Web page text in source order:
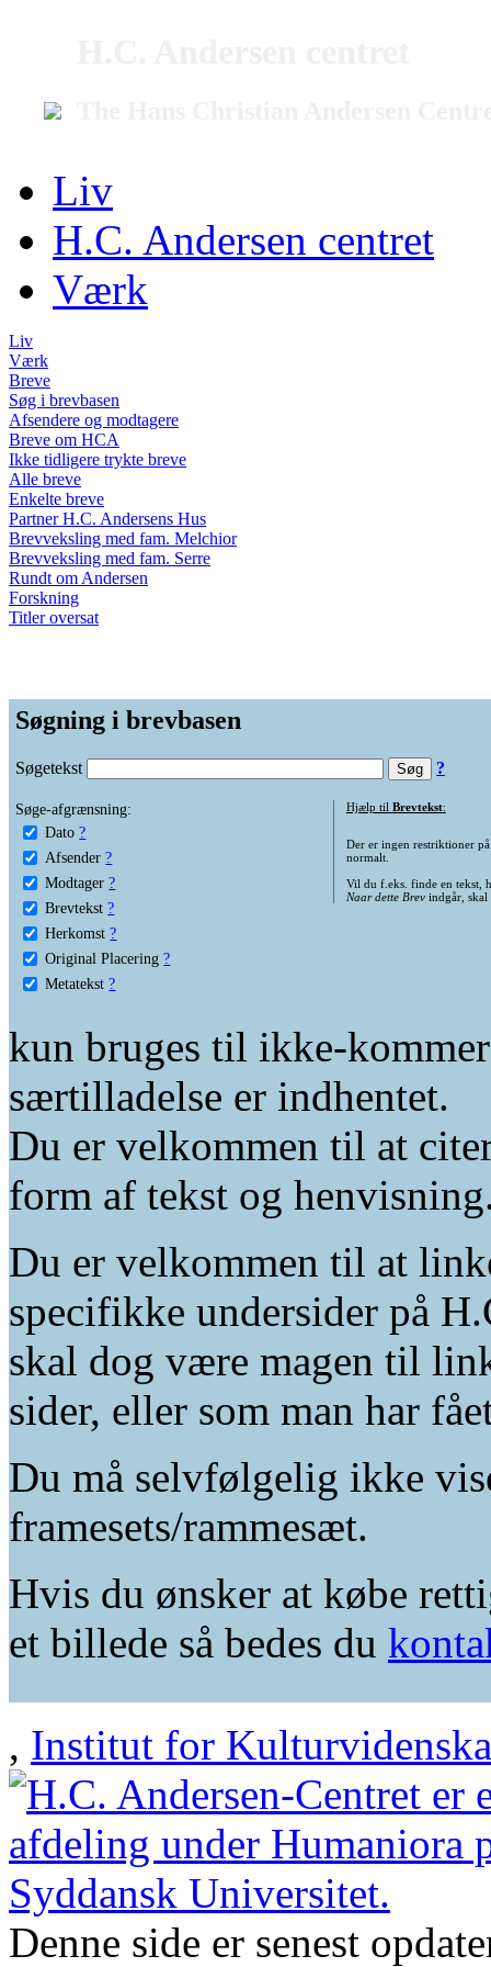
Liv
H.C. Andersen centret
Værk
Liv
Værk
Breve
Søg i brevbasen
Afsendere og modtagere
Breve om HCA
Ikke tidligere trykte breve
Alle breve
Enkelte breve
Partner H.C. Andersens Hus
Brevveksling med fam. Melchior
Brevveksling med fam. Serre
Rundt om Andersen
Forskning
Titler oversat
Søgning i brevbasen
Søgetekst ?
Søge-afgrænsning:
Dato ?
Afsender ?
Modtager ?
Brevtekst ?
Herkomst ?
Original Placering ?
Metatekst ?
Hjælp til Brevtekst:
Der er ingen restriktioner
normalt.
Vil du f.eks. finde en tekst,
Naar dette Brevindgår, skal
kun bruges til ikke-
særtilladelse er indhentet.
Du er velkommen til at
form af tekst og
Du er velkommen til at
specifikke undersider på
skal dog være magen til
sider, eller som man har
Du må selvfølgelig ikke
framesets/rammesæt.
Hvis du ønsker at købe
et billede så bedes du
, Institut for
Denne side er senest